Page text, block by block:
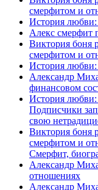
смерфитом и
История
Алекс смерфит
Виктория боня
смерфитом и
История
Александр
финансовом
История
Подписчики
свою
Виктория боня
смерфитом и
Смерфит,
Александр
отношениях
Александр